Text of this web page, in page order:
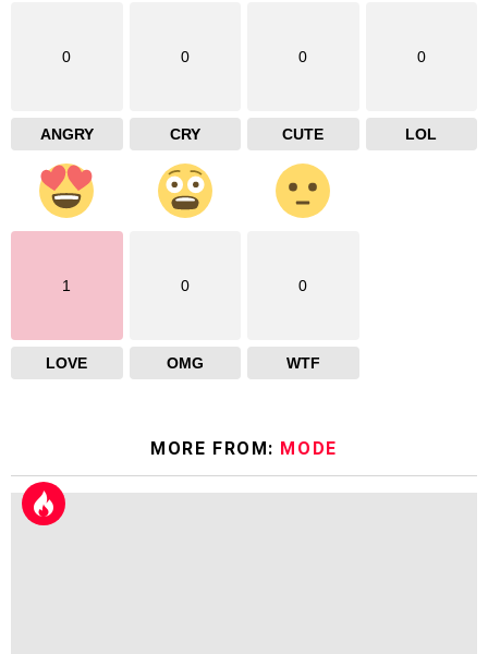
0
ANGRY
0
CRY
0
CUTE
0
LOL
1
LOVE
0
OMG
0
WTF
MORE FROM: MODE